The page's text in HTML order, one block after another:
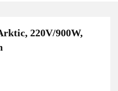
220V/900W,